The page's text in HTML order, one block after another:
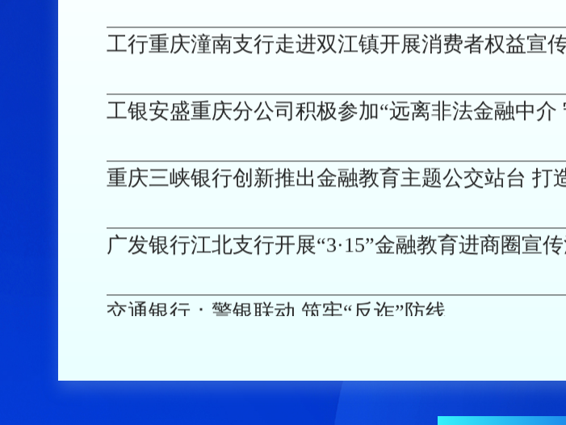
工银安盛重庆分公司积极参加“远离非法金融中介
重庆三峡银行创新推出金融教育主题公交站台 打
广发银行江北支行开展“3·15”金融教育进商圈宣
交通银行：警银联动 筑牢“反诈”防线
金融科普进社区——交通银行重庆九龙坡支行积极
平安银行重庆分行携手渝中区青少年活动中心以